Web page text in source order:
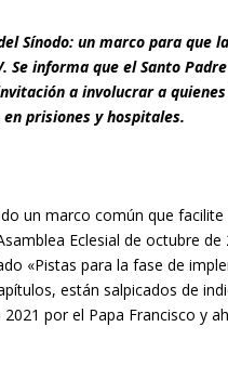
Sínodo: un marco para que
informa que el Santo
a involucrar a
prisiones y hospitales.
un marco común que
Eclesial de octubre
«Pistas para la fase de
están salpicados de
por el Papa Francisco y